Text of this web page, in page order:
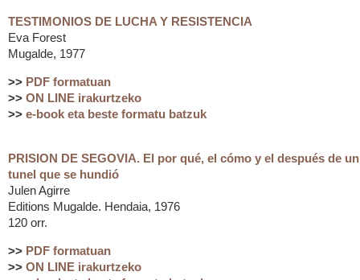
TESTIMONIOS DE LUCHA Y RESISTENCIA
Eva Forest
Mugalde, 1977
>> PDF formatuan
>> ON LINE irakurtzeko
>> e-book eta beste formatu batzuk
PRISION DE SEGOVIA. El por qué, el cómo y el después de un
tunel que se hundió
Julen Agirre
Editions Mugalde. Hendaia, 1976
120 orr.
>> PDF formatuan
>> ON LINE irakurtzeko